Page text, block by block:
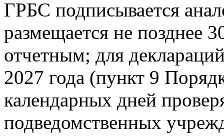
ГРБС подписывается
размещается не позднее
отчетным; для
2027 года (пункт 9
календарных дней
подведомственных